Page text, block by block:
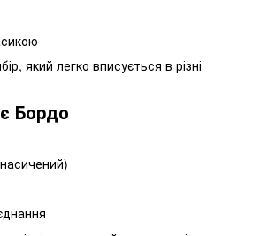
який легко вписується в різні
Бордо